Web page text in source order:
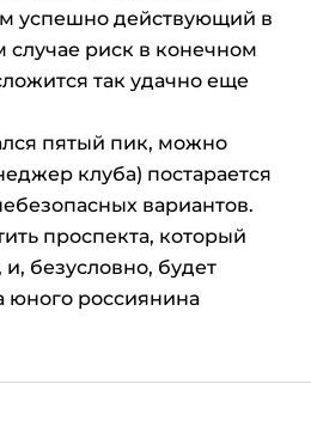
успешно действующий в
случае риск в конечном
так удачно еще
пятый пик, можно
клуба) постарается
вариантов.
проспекта, который
безусловно, будет
юного россиянина